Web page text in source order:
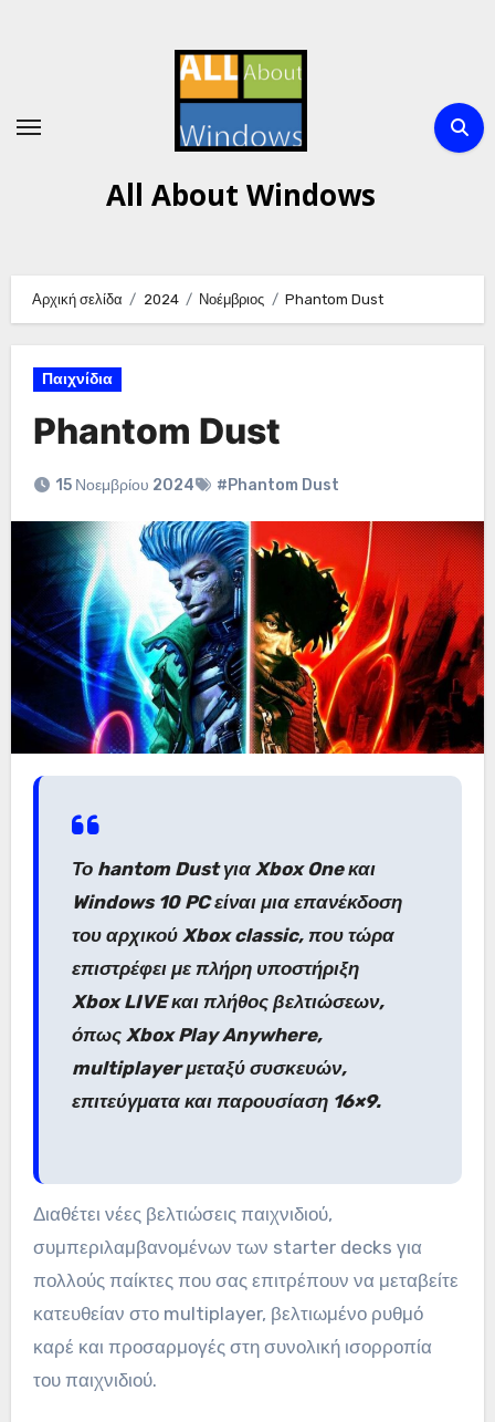
All About Windows
Αρχική σελίδα 2024 Νοέμβριος Phantom Dust
Παιχνίδια
Phantom Dust
15 Νοεμβρίου 2024 #Phantom Dust
Το hantom Dust για Xbox One και
Windows 10 PC είναι μια επανέκδοση
του αρχικού Xbox classic, που τώρα
επιστρέφει με πλήρη υποστήριξη
Xbox LIVE και πλήθος βελτιώσεων,
όπως Xbox Play Anywhere,
multiplayer μεταξύ συσκευών,
επιτεύγματα και παρουσίαση 16×9.
Διαθέτει νέες βελτιώσεις παιχνιδιού,
συμπεριλαμβανομένων των starter decks για
πολλούς παίκτες που σας επιτρέπουν να μεταβείτε
κατευθείαν στο multiplayer, βελτιωμένο ρυθμό
καρέ και προσαρμογές στη συνολική ισορροπία
του παιχνιδιού.